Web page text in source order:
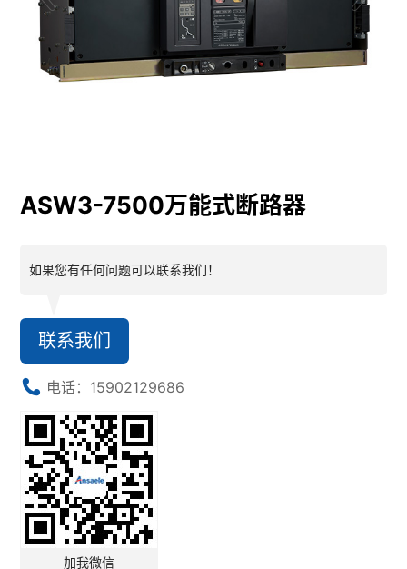
ASW3-7500万能式断路器
如果您有任何问题可以联系我们！
联系我们
电话：15902129686
加我微信